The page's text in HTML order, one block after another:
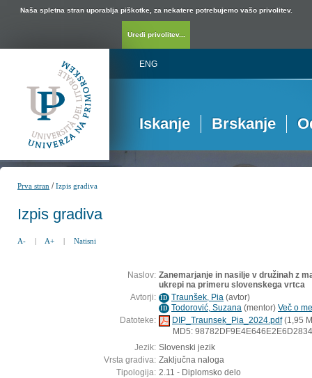
Naša spletna stran uporablja piškotke, za nekatere potrebujemo vašo privolitev.
Uredi privolitev...
ENG
Iskanje Brskanje
Prva stran /Izpis gradiva
Izpis gradiva
A- | A+ | Natisni
Naslov: Zanemarjanje in nasilje v družinah z
ukrepi na primeru slovenskega vrtca
Avtorji: ID Traunšek, Pia (avtor)
ID Todorović, Suzana (mentor) Več o
Datoteke:
DIP_Traunsek_Pia_2024.pdf(1,95
MD5:
Jezik: Slovenski jezik
Vrsta gradiva: Zaključna naloga
Tipologija: 2.11 - Diplomsko delo